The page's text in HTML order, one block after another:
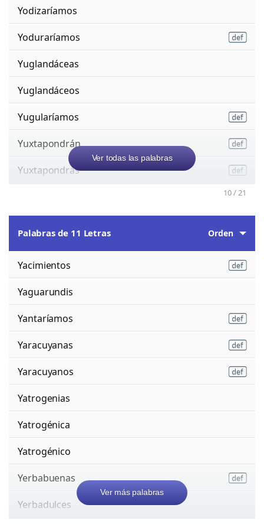
Yodizaríamos
Yoduraríamos
Yuglandáceas
Yuglandáceos
Yugularíamos
Yuxtapondrán
Yuxtapondrás
Ver todas las palabras
10 / 21
Palabras de 11 Letras Orden
Yacimientos
Yaguarundis
Yantaríamos
Yaracuyanas
Yaracuyanos
Yatrogenias
Yatrogénica
Yatrogénico
Yerbabuenas
Yerbadulces
Ver más palabras